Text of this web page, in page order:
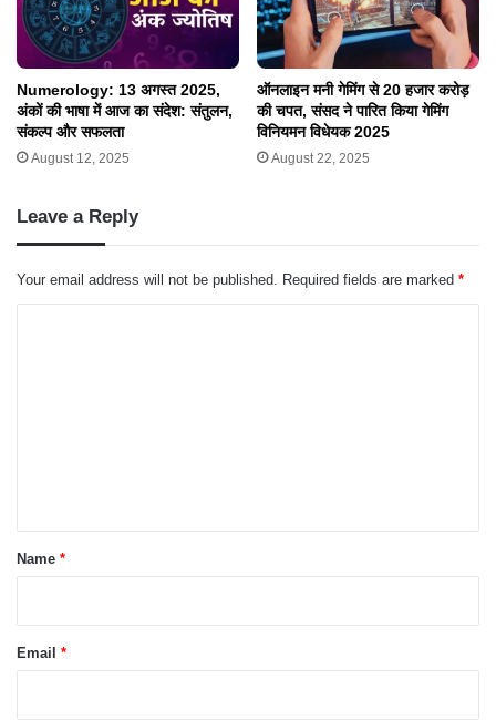
Numerology: 13 अगस्त 2025,
अंकों की भाषा में आज का संदेश: संतुलन,
संकल्प और सफलता
August 12, 2025
ऑनलाइन मनी गेमिंग से 20 हजार करोड़
की चपत, संसद ने पारित किया गेमिंग
विनियमन विधेयक 2025
August 22, 2025
Leave a Reply
Your email address will not be published. Required fields are marked *
*Name *
Email *